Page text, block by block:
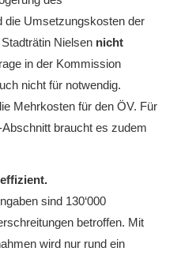
die Umsetzungskosten der
Nielsen nicht
in der Kommission
nicht für notwendig.
Mehrkosten für den ÖV. Für
braucht es zudem
sind 130‘000
betroffen. Mit
wird nur rund ein